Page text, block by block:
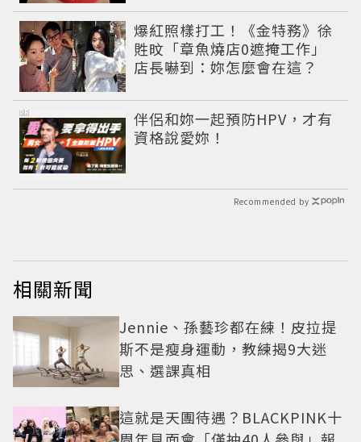
爆紅照樣打工！《金特務》徐
貹旼「章魚燒店0遮掩工作」
店長嚇到：妳怎麼會在這？
伴侶和妳一起預防HPV，才有
資格說愛妳！
PR
Recommended by
相關新聞
Jennie、孫藝珍都在練！皮拉提
斯不是瘦身運動，教練揭9大迷
思、選課真相
這就是天團待遇？BLACKPINK十